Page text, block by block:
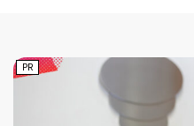
PR